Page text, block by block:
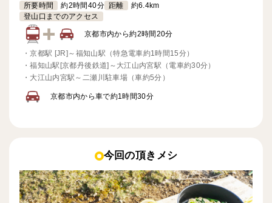
所要時間 約2時間40分 距離
約6.4km
登山口までのアクセス
京都市内から約2時間20分
・京都駅 [JR]～福知山駅（特急電車約1時間15分）
・福知山駅[京都丹後鉄道]～大江山内宮駅（電車約30分）
・ 大江山内宮駅～二瀬川駐車場（車約5分）
京都市内から車で約1時間30分
今回の頂きメシ